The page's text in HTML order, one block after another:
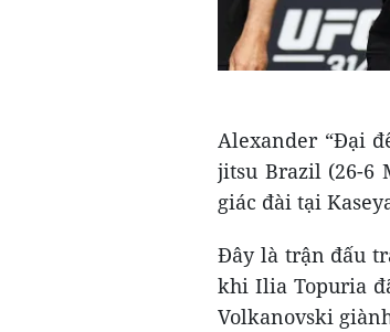
Alexander “Đại
jitsu Brazil (26-6
giác đài tại
Đây là trận đấu
khi Ilia Topuria
Volkanovski